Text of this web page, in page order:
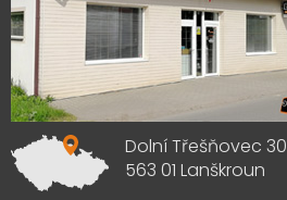
Dolní Třešňovec 30
563 01 Lanškroun